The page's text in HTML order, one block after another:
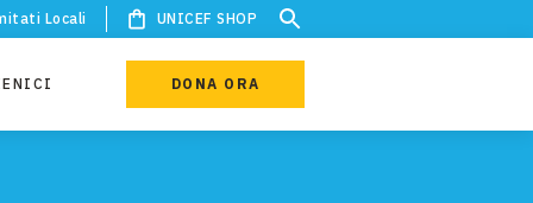
Locali UNICEF SHOP
DONA ORA